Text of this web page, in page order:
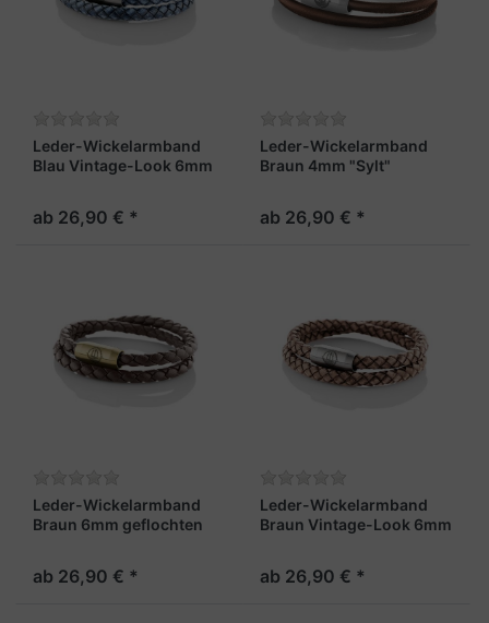
Leder-Wickelarmband
Blau Vintage-Look 6mm
ab 26,90 € *
Leder-Wickelarmband
Braun 4mm "Sylt"
ab 26,90 € *
Leder-Wickelarmband
Braun 6mm geflochten
ab 26,90 € *
Leder-Wickelarmband
Braun Vintage-Look 6mm
ab 26,90 € *